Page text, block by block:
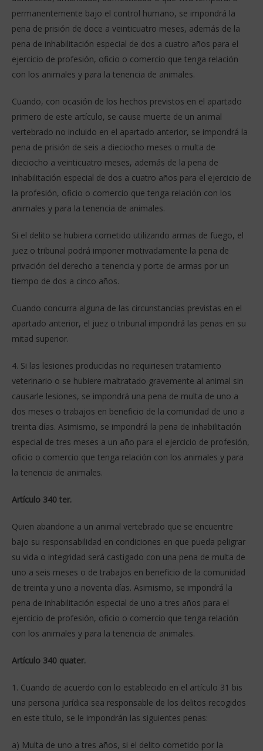
permanentemente bajo el control humano, se impondrá la
pena de prisión de doce a veinticuatro meses, además de la
pena de inhabilitación especial de dos a cuatro años para el
ejercicio de profesión, oficio o comercio que tenga relación
con los animales y para la tenencia de animales.
Cuando, con ocasión de los hechos previstos en el apartado
primero de este artículo, se cause muerte de un animal
vertebrado no incluido en el apartado anterior, se impondrá la
pena de prisión de seis a dieciocho meses o multa de
dieciocho a veinticuatro meses, además de la pena de
inhabilitación especial de dos a cuatro años para el ejercicio de
la profesión, oficio o comercio que tenga relación con los
animales y para la tenencia de animales.
Si el delito se hubiera cometido utilizando armas de fuego, el
juez o tribunal podrá imponer motivadamente la pena de
privación del derecho a tenencia y porte de armas por un
tiempo de dos a cinco años.
Cuando concurra alguna de las circunstancias previstas en el
apartado anterior, el juez o tribunal impondrá las penas en su
mitad superior.
4. Si las lesiones producidas no requiriesen tratamiento
veterinario o se hubiere maltratado gravemente al animal sin
causarle lesiones, se impondrá una pena de multa de uno a
dos meses o trabajos en beneficio de la comunidad de uno a
treinta días. Asimismo, se impondrá la pena de inhabilitación
especial de tres meses a un año para el ejercicio de profesión,
oficio o comercio que tenga relación con los animales y para
la tenencia de animales.
Artículo 340 ter.
Quien abandone a un animal vertebrado que se encuentre
bajo su responsabilidad en condiciones en que pueda peligrar
su vida o integridad será castigado con una pena de multa de
uno a seis meses o de trabajos en beneficio de la comunidad
de treinta y uno a noventa días. Asimismo, se impondrá la
pena de inhabilitación especial de uno a tres años para el
ejercicio de profesión, oficio o comercio que tenga relación
con los animales y para la tenencia de animales.
Artículo 340 quater.
1. Cuando de acuerdo con lo establecido en el artículo 31 bis
una persona jurídica sea responsable de los delitos recogidos
en este título, se le impondrán las siguientes penas:
a) Multa de uno a tres años, si el delito cometido por la